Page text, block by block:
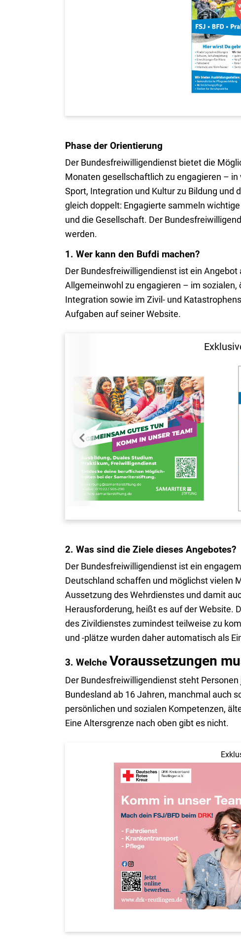
Phase der Orientierung
Der Bundesfreiwilligendienst bietet die
Monaten gesellschaftlich zu engagieren –
Sport, Integration und Kultur zu Bildung und
gleich doppelt: Engagierte sammeln
und die Gesellschaft. Der
werden.
1. Wer kann den Bufdi machen?
Der Bundesfreiwilligendienst ist ein
Allgemeinwohl zu engagieren – im
Integration sowie im Zivil- und
Aufgaben auf seiner Website.
2. Was sind die Ziele dieses Angebotes?
Der Bundesfreiwilligendienst ist ein
Deutschland schaffen und möglichst vielen
Aussetzung des Wehrdienstes und damit
Herausforderung, heißt es auf der Website.
des Zivildienstes zumindest teilweise zu
und -plätze wurden daher automatisch als
3. Welche Voraussetzungen
Der Bundesfreiwilligendienst steht
Bundesland ab 16 Jahren, manchmal auch
persönlichen und sozialen Kompetenzen,
Eine Altersgrenze nach oben gibt es nicht.